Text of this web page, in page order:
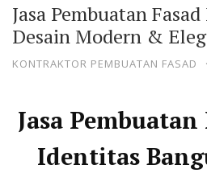
Jasa Pembuatan
Desain Modern &
KONTRAKTOR PEMBUATAN FASAD ·
Jasa
Identitas